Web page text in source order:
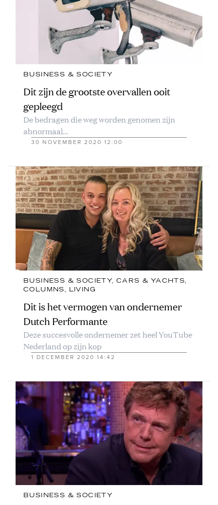
BUSINESS & SOCIETY
Dit zijn de grootste overvallen ooit
gepleegd
De bedragen die weg worden genomen zijn
abnormaal…
30 NOVEMBER 2020 12:00
BUSINESS & SOCIETY, CARS & YACHTS
COLUMNS
LIVING
Dit is het vermogen van ondernemer
Dutch Performante
Deze succesvolle ondernemer zet heel YouTube
Nederland op zijn kop
1 DECEMBER 2020 14:42
BUSINESS & SOCIETY